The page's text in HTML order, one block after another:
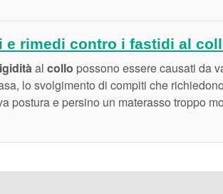
e rimedi contro i fastidi al
al collo possono essere causati da
lo svolgimento di compiti che
postura e persino un materasso troppo